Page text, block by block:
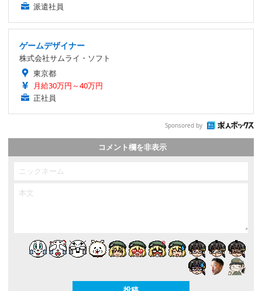
派遣社員
ゲームデザイナー
株式会社サムライ・ソフト
東京都
月給30万円～40万円
正社員
Sponsored by
コメント欄を非表示